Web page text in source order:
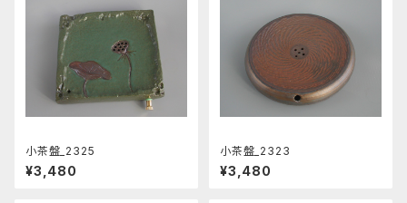
小茶盤_2325
¥3,480
小茶盤_2323
¥3,480